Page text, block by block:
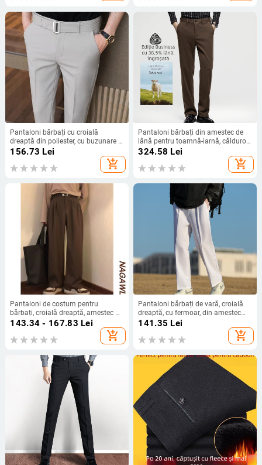
Pantaloni bărbați cu croială
dreaptă din poliester, cu buzunare —
vară (bărbați • croială dreaptă •
156.73 Lei
add_shopping_cart
Pantaloni bărbați din amestec de
lână pentru toamnă-iarnă, călduroși
și comozi, croială dreaptă,
pantaloni lungi pentru ținute
business casual.
324.58 Lei
add_shopping_cart
Pantaloni de costum pentru
bărbați, croială dreaptă, amestec de
in și corduroy, pentru primăvară
143.34 - 167.83 Lei
add_shopping_cart
Pantaloni bărbați de vară, croială
dreaptă, cu fermoar, din amestec
poliester
141.35 Lei
add_shopping_cart